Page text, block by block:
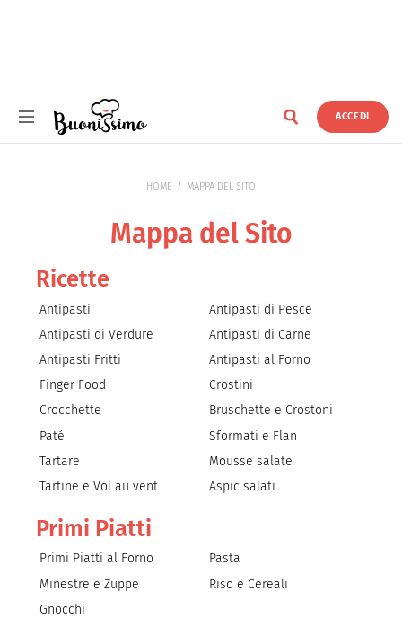
ACCEDI
HOME MAPPA DEL SITO
Mappa del Sito
Ricette
Antipasti
Antipasti di Pesce
Antipasti di Verdure
Antipasti di Carne
Antipasti Fritti
Antipasti al Forno
Finger Food
Crostini
Crocchette
Bruschette e Crostoni
Paté
Sformati e Flan
Tartare
Mousse salate
Tartine e Vol au vent
Aspic salati
Primi Piatti
Primi Piatti al Forno
Pasta
Minestre e Zuppe
Riso e Cereali
Gnocchi